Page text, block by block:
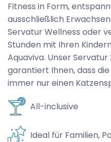
Fitness in Form,
ausschließlich
Servatur Wellness oder
Stunden mit Ihren
Aquaviva. Unser
garantiert Ihnen, dass
immer nur einen
All-inclusive
Ideal für Familien,